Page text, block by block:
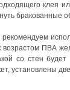
клея
бракованные
ПВА
со стен
установлены